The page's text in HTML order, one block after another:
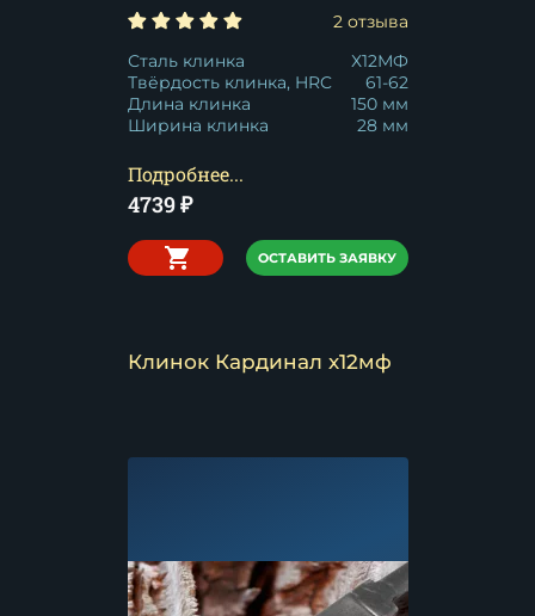
2 отзыва
Сталь клинка
Х12МФ
Твёрдость клинка, HRC
61-62
Длина клинка
150 мм
Ширина клинка
28 мм
Подробнее...
4739₽
ОСТАВИТЬ ЗАЯВКУ
Клинок Кардинал х12мф